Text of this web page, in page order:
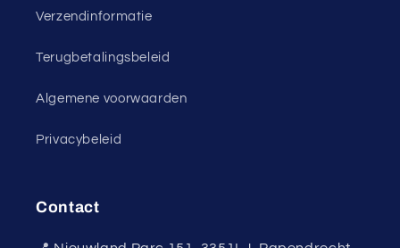
Verzendinformatie
Terugbetalingsbeleid
Algemene voorwaarden
Privacybeleid
Contact